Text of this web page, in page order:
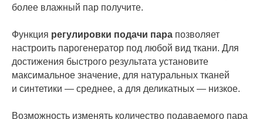
более влажный пар получите.
Функция регулировки подачи пара позволяет
настроить парогенератор под любой вид ткани. Для
достижения быстрого результата установите
максимальное значение, для натуральных тканей
и синтетики — среднее, а для деликатных — низкое.
Возможность изменять количество подаваемого пара